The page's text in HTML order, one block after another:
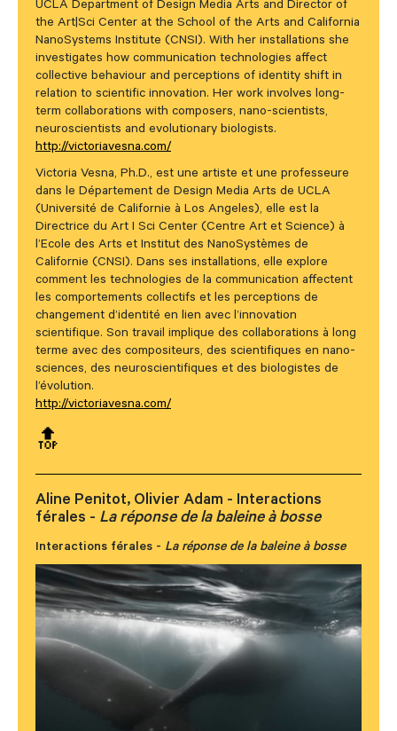
UCLA Department of Design Media Arts and Director of
the Art|Sci Center at the School of the Arts and California
NanoSystems Institute (CNSI). With her installations she
investigates how communication technologies affect
collective behaviour and perceptions of identity shift in
relation to scientific innovation. Her work involves long-
term collaborations with composers, nano-scientists,
neuroscientists and evolutionary biologists.
http://victoriavesna.com/
Victoria Vesna, Ph.D., est une artiste et une professeure
dans le Département de Design Media Arts de UCLA
(Université de Californie à Los Angeles), elle est la
Directrice du Art I Sci Center (Centre Art et Science) à
l’Ecole des Arts et Institut des NanoSystèmes de
Californie (CNSI). Dans ses installations, elle explore
comment les technologies de la communication affectent
les comportements collectifs et les perceptions de
changement d’identité en lien avec l’innovation
scientifique. Son travail implique des collaborations à long
terme avec des compositeurs, des scientifiques en nano-
sciences, des neuroscientifiques et des biologistes de
l’évolution.
http://victoriavesna.com/
🔝
Aline Penitot, Olivier Adam - Interactions
férales - La réponse de la baleine à bosse
Interactions férales - La réponse de la baleine à bosse